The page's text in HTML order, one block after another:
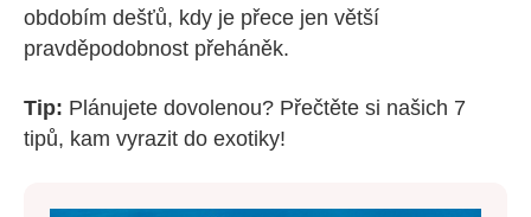
obdobím dešťů, kdy je přece jen větší
pravděpodobnost přeháněk.
Tip: Plánujete dovolenou? Přečtěte si našich 7
tipů, kam vyrazit do exotiky!